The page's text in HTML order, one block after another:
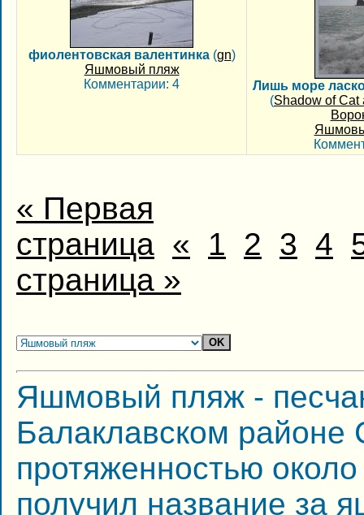
фиолентовская валентинка(gn)
Яшмовый пляж
Комментарии: 4
Лишь море
(Shadow of
« Первая
страница « 1 2 3 4
страница »
Яшмовый пляж -
Балаклавском районе
протяженностью
получил название за